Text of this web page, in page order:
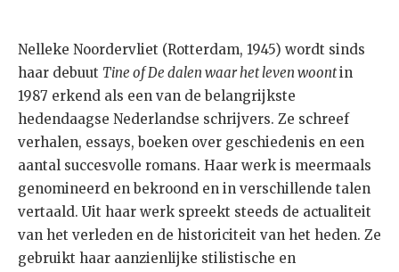
Nelleke Noordervliet (Rotterdam, 1945) wordt sinds
haar debuut Tine of De dalen waar het leven woontin
1987 erkend als een van de belangrijkste
hedendaagse Nederlandse schrijvers. Ze schreef
verhalen, essays, boeken over geschiedenis en een
aantal succesvolle romans. Haar werk is meermaals
genomineerd en bekroond en in verschillende talen
vertaald. Uit haar werk spreekt steeds de actualiteit
van het verleden en de historiciteit van het heden. Ze
gebruikt haar aanzienlijke stilistische en